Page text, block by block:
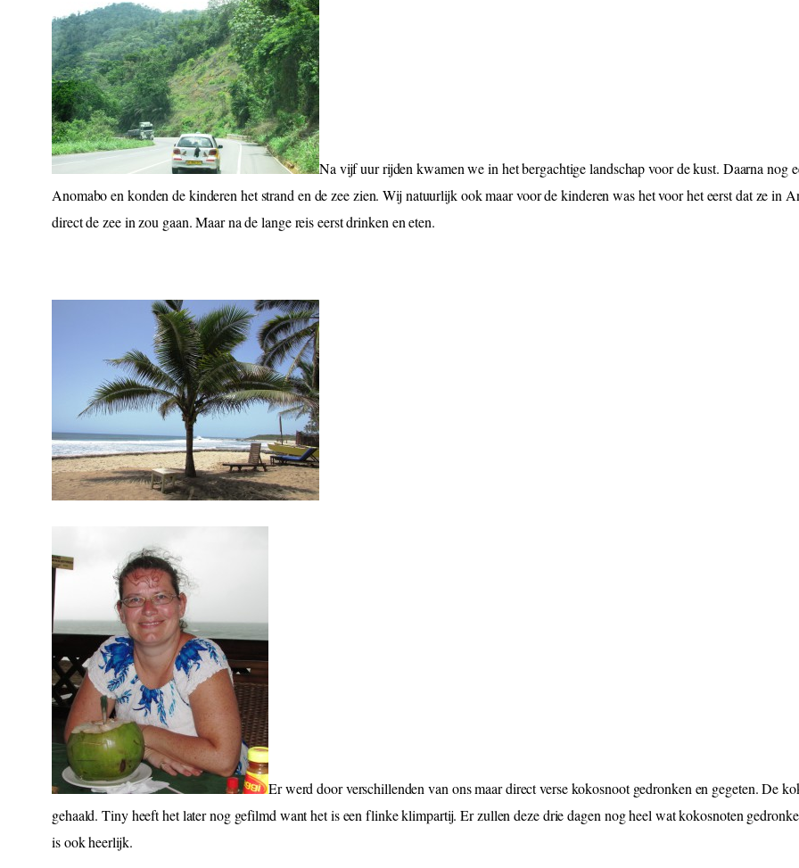
Na vijf uur rijden kwamen we in het bergachtige landschap voor de kust. Daarna
Anomabo en konden de kinderen het strand en de zee zien. Wij natuurlijk ook maar voor de kinderen was het voor het eerst dat ze in
direct de zee in zou gaan. Maar na de lange reis eerst drinken en eten.
Er werd door verschillenden van ons maar direct verse kokosnoot gedronken en gegeten. De
gehaald. Tiny heeft het later nog gefilmd want het is een flinke klimpartij. Er zullen deze drie dagen nog heel wat kokosnoten
is ook heerlijk.